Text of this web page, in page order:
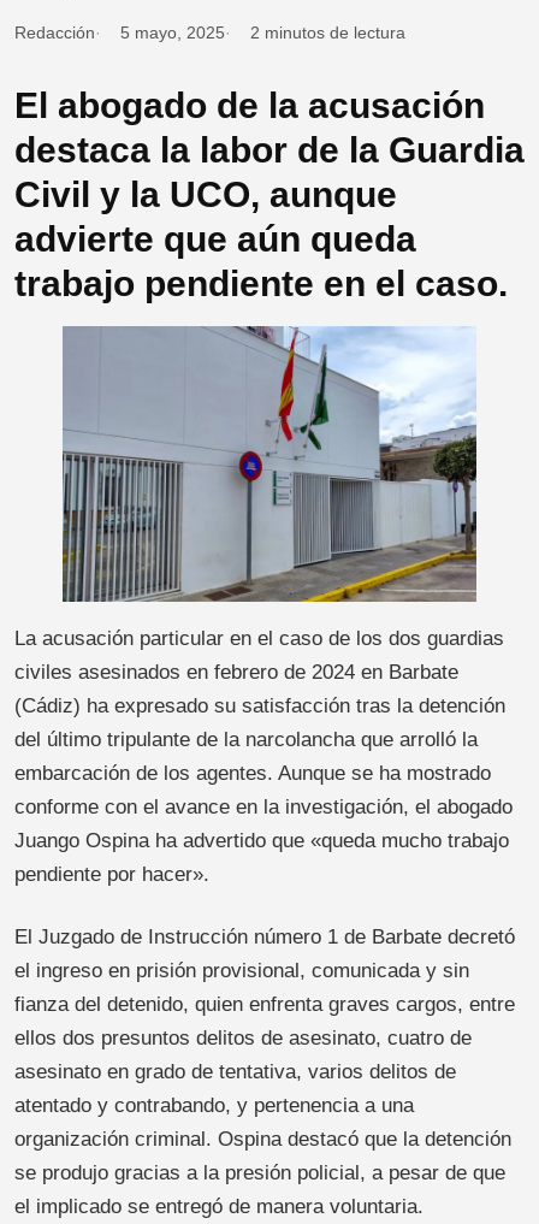
Redacción 5 mayo, 2025 2 minutos de lectura
El abogado de la acusación
destaca la labor de la Guardia
Civil y la UCO, aunque
advierte que aún queda
trabajo pendiente en el caso.
La acusación particular en el caso de los dos guardias
civiles asesinados en febrero de 2024 en Barbate
(Cádiz) ha expresado su satisfacción tras la detención
del último tripulante de la narcolancha que arrolló la
embarcación de los agentes. Aunque se ha mostrado
conforme con el avance en la investigación, el abogado
Juango Ospina ha advertido que «queda mucho trabajo
pendiente por hacer».
El Juzgado de Instrucción número 1 de Barbate decretó
el ingreso en prisión provisional, comunicada y sin
fianza del detenido, quien enfrenta graves cargos, entre
ellos dos presuntos delitos de asesinato, cuatro de
asesinato en grado de tentativa, varios delitos de
atentado y contrabando, y pertenencia a una
organización criminal. Ospina destacó que la detención
se produjo gracias a la presión policial, a pesar de que
el implicado se entregó de manera voluntaria.